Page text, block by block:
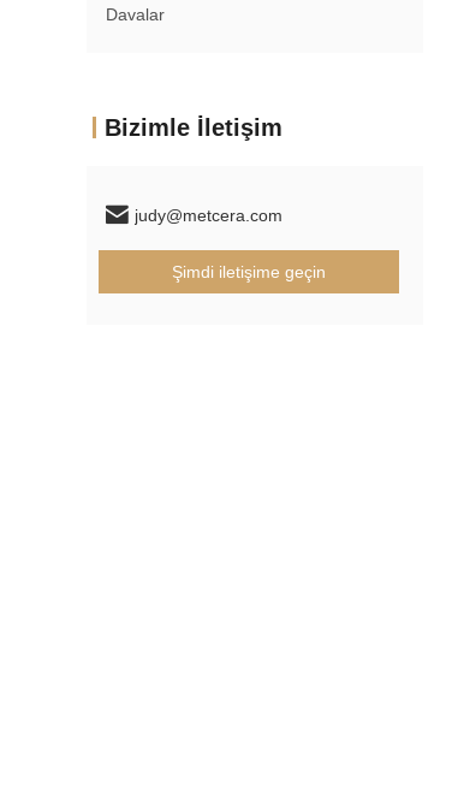
Davalar
Bizimle İletişim
judy@metcera.com
Şimdi iletişime geçin